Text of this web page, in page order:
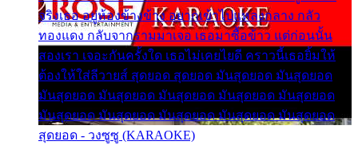
จริงเธอ อยู่ห้องข้างข้าง อยากเข้าไปแหลงกลาง กลัว
ทองแดง กลับจากรามมาเจอ เธอมาซื้อข้าว แต่ก่อนนั้น
สองเรา เจอะกันครั้งใด เธอไม่เคยไยดี คราวนี้เธอยิ้มให้
ต้องให้ใส่ลีวายส์ สุดยอด สุดยอด มันสุดยอด มันสุดยอด
มันสุดยอด มันสุดยอด มันสุดยอด มันสุดยอด มันสุดยอด
มันสุดยอด มันสุดยอด มันสุดยอด มันสุดยอด มันสุดยอด
สุดยอด - วงซูซู (KARAOKE)